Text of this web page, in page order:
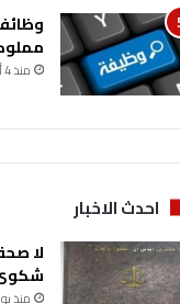
منذ 4 أسابيع
احدث الاخبار
لا
شكوى
منذ